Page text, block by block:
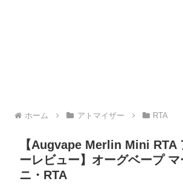
ホーム アトマイザー RTA
【Augvape Merlin Mini RTA
ーレビュー】オーグベープ マ
ニ・RTA